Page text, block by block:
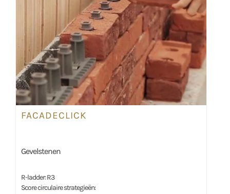
FACADECLICK
Gevelstenen
R-ladder: R3
Score circulaire strategieën: